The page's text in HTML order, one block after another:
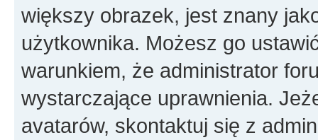
większy obrazek, jest znany
użytkownika. Możesz go
warunkiem, że administrator
wystarczające uprawnienia.
avatarów, skontaktuj się z